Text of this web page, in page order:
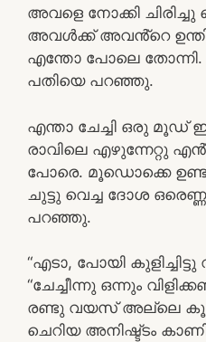
അവളെ നോക്കി
അവൾക്ക് അവൻ്റെ
എന്തോ പോലെ
പതിയെ പറഞ്ഞു.
എന്താ ചേച്ചി ഒരു മൂഡ്
രാവിലെ എഴുന്നേറ്റു
പോരെ. മൂഡൊക്കെ
ചുട്ടു വെച്ച ദോശ
പറഞ്ഞു.
“എടാ, പോയി
“ചേച്ചീന്നു ഒന്നും
രണ്ടു വയസ് അല്ലെ
ചെറിയ അനിഷ്ട്ടം